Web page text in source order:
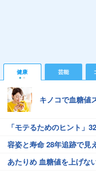
健康 芸能
キノコで血糖値
「モテるためのヒント」
容姿と寿命 28年追跡で見
あたりめ 血糖値を上げな